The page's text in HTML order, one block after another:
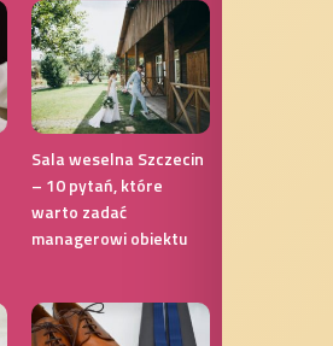
Sala weselna Szczecin
– 10 pytań, które
warto zadać
managerowi obiektu